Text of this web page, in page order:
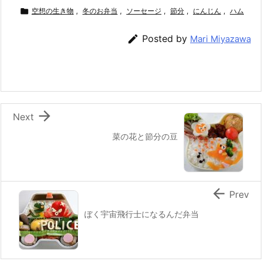
c
o
k
itt e er e
a
ai
l
 空想の生き物 , 冬のお弁当 , ソーセージ , 節分 , にんじん , ハム
 Posted by Mari Miyazawa
菜の花と節分の豆

Next
ぼく宇宙飛行士になるんだ弁当
 Prev